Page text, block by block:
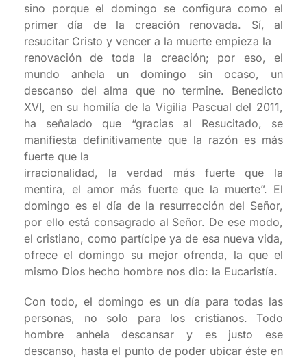
sino porque el domingo se configura como el
primer día de la creación renovada. Sí, al
resucitar Cristo y vencer a la muerte empieza la
renovación de toda la creación; por eso, el
mundo anhela un domingo sin ocaso, un
descanso del alma que no termine. Benedicto
XVI, en su homilía de la Vigilia Pascual del 2011,
ha señalado que “gracias al Resucitado, se
manifiesta definitivamente que la razón es más
fuerte que la
irracionalidad, la verdad más fuerte que la
mentira, el amor más fuerte que la muerte”. El
domingo es el día de la resurrección del Señor,
por ello está consagrado al Señor. De ese modo,
el cristiano, como partícipe ya de esa nueva vida,
ofrece el domingo su mejor ofrenda, la que el
mismo Dios hecho hombre nos dio: la Eucaristía.
Con todo, el domingo es un día para todas las
personas, no solo para los cristianos. Todo
hombre anhela descansar y es justo ese
descanso, hasta el punto de poder ubicar éste en